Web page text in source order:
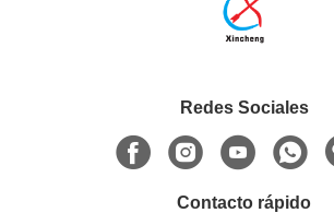
Redes Sociales
Contacto rápido